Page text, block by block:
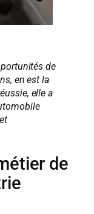
de
en est la
elle a
de